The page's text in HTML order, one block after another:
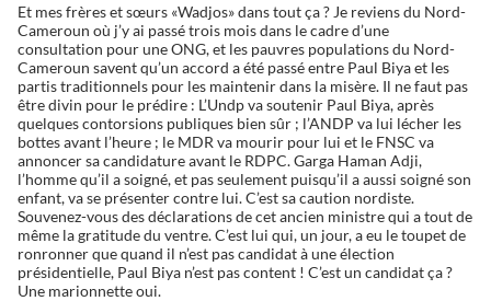
Et mes frères et sœurs «Wadjos» dans tout ça ? Je reviens du Nord-
Cameroun où j’y ai passé trois mois dans le cadre d’une
consultation pour une ONG, et les pauvres populations du Nord-
Cameroun savent qu’un accord a été passé entre Paul Biya et les
partis traditionnels pour les maintenir dans la misère. Il ne faut pas
être divin pour le prédire : L’Undp va soutenir Paul Biya, après
quelques contorsions publiques bien sûr ; l’ANDP va lui lécher les
bottes avant l’heure ; le MDR va mourir pour lui et le FNSC va
annoncer sa candidature avant le RDPC. Garga Haman Adji,
l’homme qu’il a soigné, et pas seulement puisqu’il a aussi soigné son
enfant, va se présenter contre lui. C’est sa caution nordiste.
Souvenez-vous des déclarations de cet ancien ministre qui a tout de
même la gratitude du ventre. C’est lui qui, un jour, a eu le toupet de
ronronner que quand il n’est pas candidat à une élection
présidentielle, Paul Biya n’est pas content ! C’est un candidat ça ?
Une marionnette oui.